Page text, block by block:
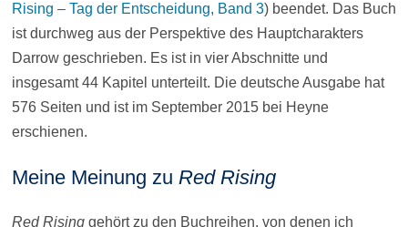
Rising – Tag der Entscheidung, Band 3) beendet. Das Buch
ist durchweg aus der Perspektive des Hauptcharakters
Darrow geschrieben. Es ist in vier Abschnitte und
insgesamt 44 Kapitel unterteilt. Die deutsche Ausgabe hat
576 Seiten und ist im September 2015 bei Heyne
erschienen.
Meine Meinung zu Red Rising
Red Risinggehört zu den Buchreihen, von denen ich